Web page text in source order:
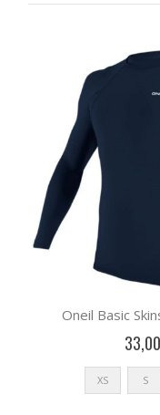
Oneil Basic
XS S